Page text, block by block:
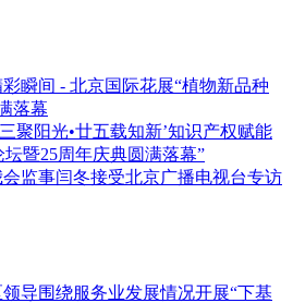
瞬间 - 北京国际花展“植物新品种
落幕
三聚阳光•廿五载知新’知识产权赋能
暨25周年庆典圆满落幕”
会监事闫冬接受北京广播电视台专访
领导围绕服务业发展情况开展“下基